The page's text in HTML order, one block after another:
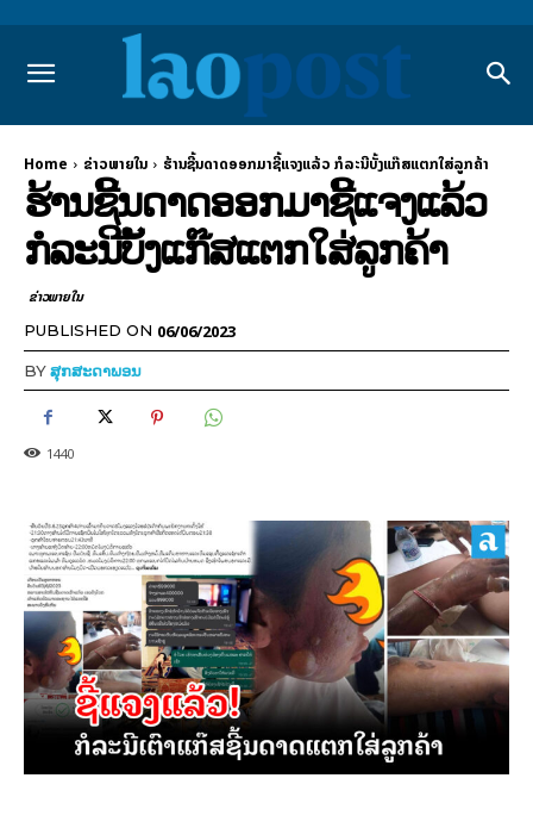
Home ຂ່າວພາຍ​ໃນ ຮ້ານຊີ້ນດາດອອກມາຊີ້ແຈງແລ້ວ ກໍລະນີບັ້ງແກ໊ສແຕກໃສ່ລູກຄ້າ
ຮ້ານຊີ້ນດາດອອກມາຊີ້ແຈງແລ້ວ
ກໍລະນີບັ້ງແກ໊ສແຕກໃສ່ລູກຄ້າ
ຂ່າວພາຍ​ໃນ
PUBLISHED ON 06/06/2023
BYສຸກສະດາພອນ
1440